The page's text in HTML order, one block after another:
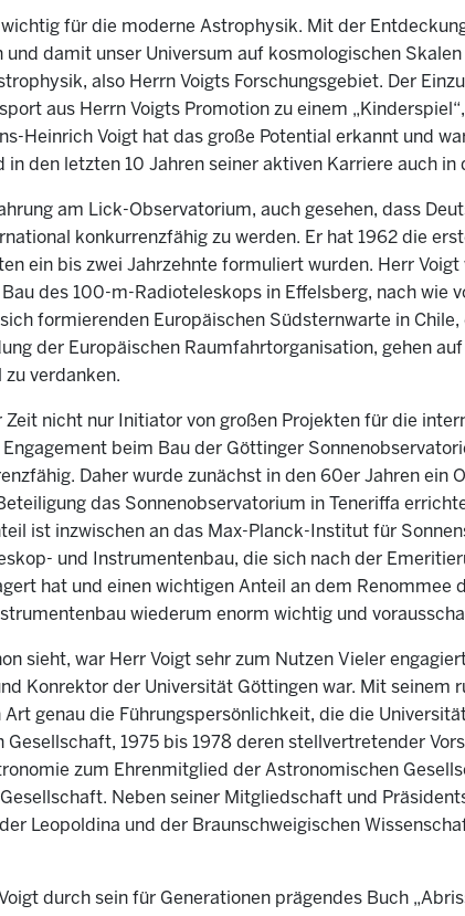
für die moderne Astrophysik. Mit der
damit unser Universum auf kosmologischen
also Herrn Voigts Forschungsgebiet. Der
aus Herrn Voigts Promotion zu einem
Heinrich Voigt hat das große Potential erkannt und
in den letzten 10 Jahren seiner aktiven Karriere auch in
am Lick-Observatorium, auch gesehen, dass
konkurrenzfähig zu werden. Er hat 1962 die
ein bis zwei Jahrzehnte formuliert wurden. Herr
des 100-m-Radioteleskops in Effelsberg, nach wie
formierenden Europäischen Südsternwarte in
der Europäischen Raumfahrtorganisation, gehen
verdanken.
Zeit nicht nur Initiator von großen Projekten für die
beim Bau der Göttinger
Daher wurde zunächst in den 60er Jahren ein
das Sonnenobservatorium in Teneriffa
ist inzwischen an das Max-Planck-Institut für
und Instrumentenbau, die sich nach der
hat und einen wichtigen Anteil an dem
wiederum enorm wichtig und
sieht, war Herr Voigt sehr zum Nutzen Vieler
Konrektor der Universität Göttingen war. Mit seinem
genau die Führungspersönlichkeit, die die
1975 bis 1978 deren stellvertretender
zum Ehrenmitglied der Astronomischen
Neben seiner Mitgliedschaft und
Leopoldina und der Braunschweigischen
durch sein für Generationen prägendes Buch